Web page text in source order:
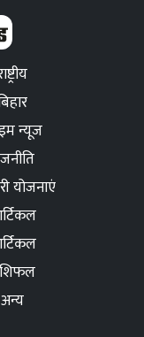
न्यूज
योजनाएं
अन्य